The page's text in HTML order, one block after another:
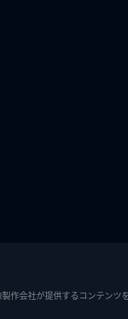
作会社が提供するコンテンツ